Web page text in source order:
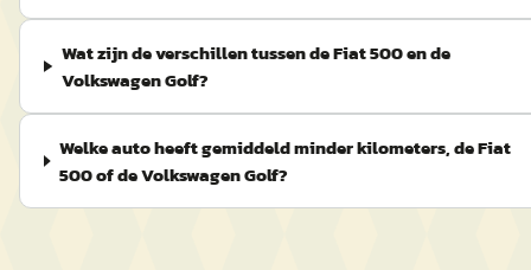
Wat zijn de verschillen tussen de Fiat 500 en de
Volkswagen Golf?
Welke auto heeft gemiddeld minder kilometers, de Fiat
500 of de Volkswagen Golf?